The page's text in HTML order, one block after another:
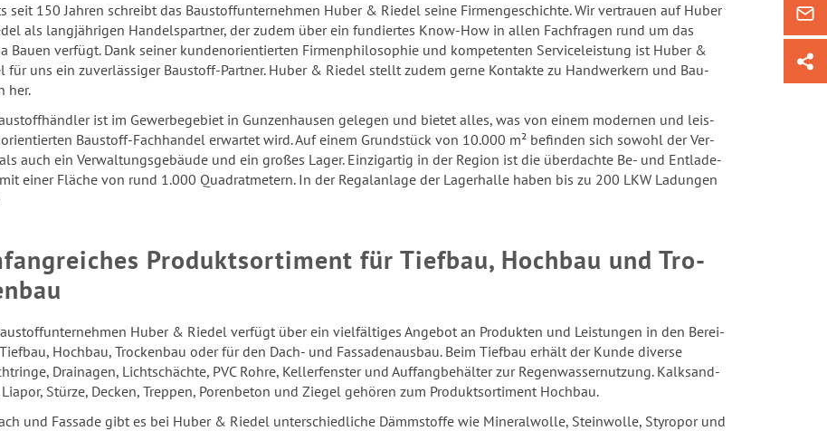
seit 150 Jah­ren schreibt das Bau­stoff­un­ter­neh­men Huber & Rie­del seine Fir­men­ge­schich­te. Wir ver­trau­en auf Huber
als lang­jäh­ri­gen Han­dels­part­ner, der zudem über ein fun­dier­tes Know-​How in allen Fach­fra­gen rund um das
Bauen ver­fügt. Dank sei­ner kun­den­ori­en­tier­ten Fir­men­phi­lo­so­phie und kom­pe­ten­ten Ser­vice­leis­tung ist Huber &
für uns ein zu­ver­läs­si­ger Baustoff-​Partner. Huber & Rie­del stellt zudem gerne Kon­tak­te zu Hand­wer­kern und Bau­
her.
ist im Ge­wer­be­ge­biet in Gun­zen­hau­sen ge­le­gen und bie­tet alles, was von einem mo­der­nen und leis­
Baustoff-​Fachhandel er­war­tet wird. Auf einem Grund­stück von 10.000 m² be­fin­den sich so­wohl der Ver­
auch ein Ver­wal­tungs­ge­bäu­de und ein gro­ßes Lager. Ein­zig­ar­tig in der Re­gi­on ist die über­dach­te Be- und Ent­la­de­
einer Flä­che von rund 1.000 Qua­drat­me­tern. In der Re­galan­la­ge der La­ger­hal­le haben bis zu 200 LKW La­dun­gen
Pro­duktsor­ti­ment für Tief­bau, Hoch­bau und Tro­
Huber & Rie­del ver­fügt über ein viel­fäl­ti­ges An­ge­bot an Pro­duk­ten und Leis­tun­gen in den Be­rei­
Hoch­bau, Tro­cken­bau oder für den Dach- und Fas­sa­den­aus­bau. Beim Tief­bau er­hält der Kunde di­ver­se
Drai­na­gen, Licht­schäch­te, PVC Rohre, Kel­ler­fens­ter und Auf­fang­be­häl­ter zur Re­gen­was­ser­nut­zung. Kalk­sand­
Stür­ze, De­cken, Trep­pen, Po­ren­be­ton und Zie­gel ge­hö­ren zum Pro­duktsor­ti­ment Hoch­bau.
und Fas­sa­de gibt es bei Huber & Rie­del un­ter­schied­li­che Dämm­stof­fe wie Mi­ne­ral­wol­le, Stein­wol­le, Sty­ro­por und